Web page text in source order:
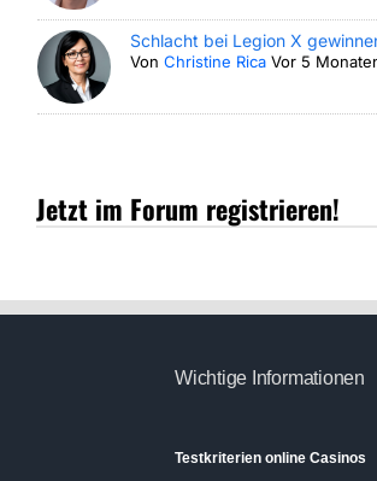
Schlacht bei Legion X
VonChristine Rica Vor 5
Jetzt im Forum registrieren!
Wichtige Informationen
Testkriterien online Casinos